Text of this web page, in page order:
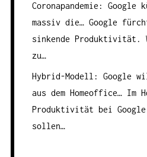
Coronapandemie: Google
massiv die…Google
sinkende Produktivität.
zu…
Hybrid-Modell: Google
aus dem Homeoffice…Im
Produktivität bei Google
sollen…